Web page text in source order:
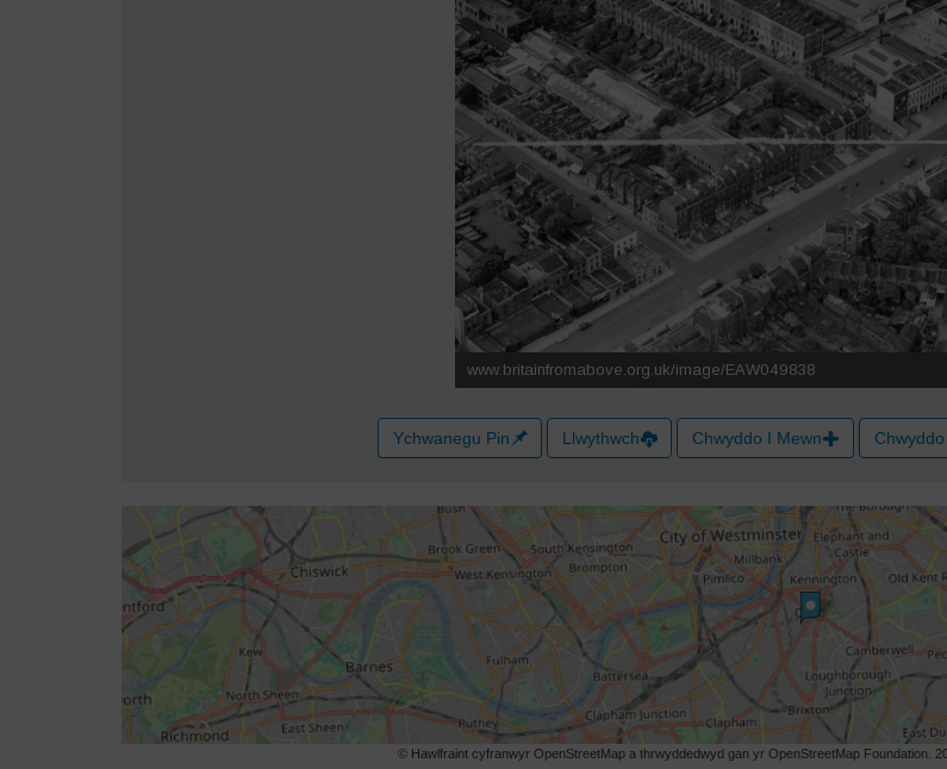
Ychwanegu Pin Llwythwch Chwyddo I Mewn Chwyddo
© Hawlfraint cyfranwyr OpenStreetMap a thrwyddedwyd gan yr OpenStreetMap Foundation.